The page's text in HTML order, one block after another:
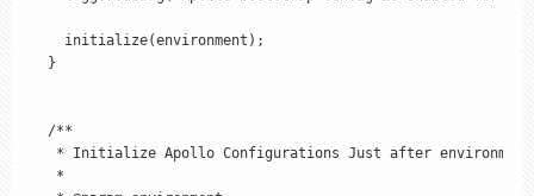
    initialize(environment);
  }
  /**
* Initialize Apollo Configurations Just after
   *